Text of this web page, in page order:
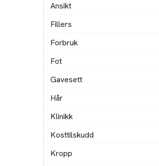
Ansikt
Fillers
Forbruk
Fot
Gavesett
Hår
Klinikk
Kosttilskudd
Kropp